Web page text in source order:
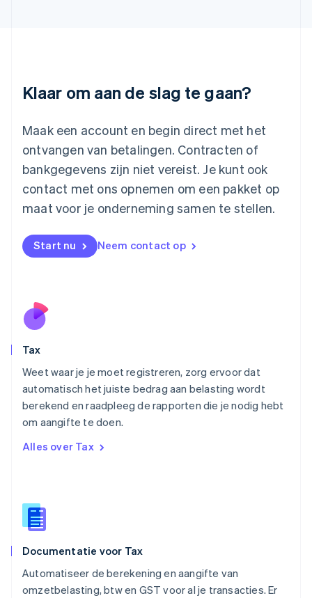
Klaar om aan de slag te gaan?
Maak een account en begin direct met het
ontvangen van betalingen. Contracten of
bankgegevens zijn niet vereist. Je kunt ook
contact met ons opnemen om een pakket op
maat voor je onderneming samen te stellen.
Start nu Neem contact op
Tax
Weet waar je je moet registreren, zorg ervoor dat
automatisch het juiste bedrag aan belasting wordt
berekend en raadpleeg de rapporten die je nodig hebt
om aangifte te doen.
Alles over Tax
Documentatie voor Tax
Automatiseer de berekening en aangifte van
omzetbelasting, btw en GST voor al je transacties. Er
Litouwen
Luxemburg
Maleisië
English简体中文
Malta
English
Mexico
Nederland
NederlandsEnglish
English
Oostenrijk
English
Portugal
English
Roemenië
English
Singapore
English 简体中文
English
Spanje
Thailand
ไทยEnglish
Tsjechië